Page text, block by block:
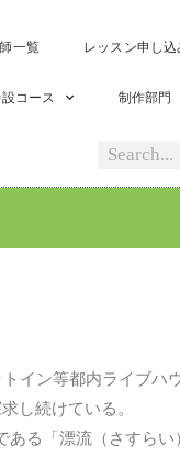
一覧 レッスン申し込
コース 制作部門
イン等都内ライブハ
し続けている。
る「漂流（さすら